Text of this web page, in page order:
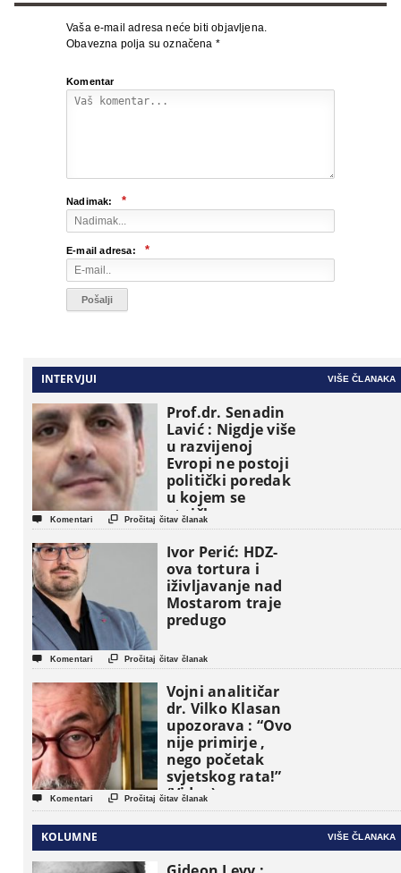
Vaša e-mail adresa neće biti objavljena.
Obavezna polja su označena *
Komentar
Nadimak: *
E-mail adresa: *
INTERVJUI VIŠE ČLANAKA
Prof.dr. Senadin
Lavić : Nigdje više
u razvijenoj
Evropi ne postoji
politički poredak
u kojem se
etničke grupe
pojavljuju kao
osnovne
političke jedinice
 Komentari  Pročitaj čitav članak
Ivor Perić: HDZ-
ova tortura i
iživljavanje nad
Mostarom traje
predugo
 Komentari  Pročitaj čitav članak
Vojni analitičar
dr. Vilko Klasan
upozorava : “Ovo
nije primirje ,
nego početak
svjetskog rata!”
(Video)
 Komentari  Pročitaj čitav članak
KOLUMNE VIŠE ČLANAKA